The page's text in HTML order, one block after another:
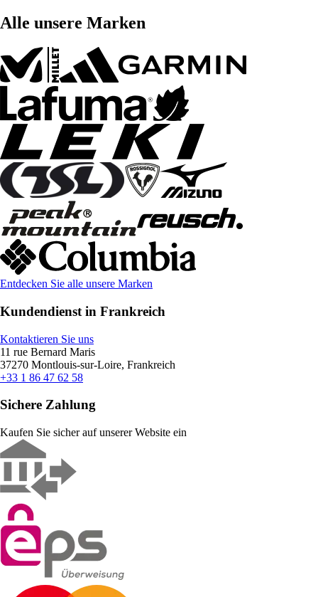
Alle unsere Marken
Entdecken Sie alle unsere Marken
Kundendienst in Frankreich
Kontaktieren Sie uns
11 rue Bernard Maris
37270 Montlouis-sur-Loire, Frankreich
+33 1 86 47 62 58
Sichere Zahlung
Kaufen Sie sicher auf unserer Website ein